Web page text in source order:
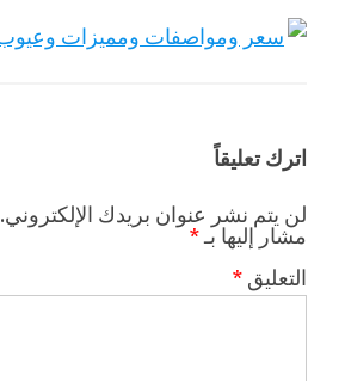
اترك تعليقاً
لن يتم نشر عنوان بريدك الإلكتروني.
مشار إليها بـ *
التعليق *